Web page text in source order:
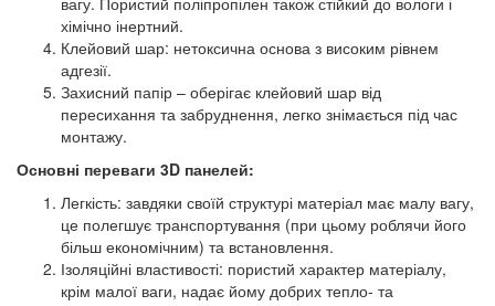
хімічно інертний.
Клейовий шар: нетоксична основа з високим рівнем
адгезії.
Захисний папір – оберігає клейовий шар від
пересихання та забруднення, легко знімається під час
монтажу.
Основні переваги 3D панелей:
Легкість: завдяки своїй структурі матеріал має малу вагу,
це полегшує транспортування (при цьому роблячи його
більш економічним) та встановлення.
Ізоляційні властивості: пористий характер матеріалу,
крім малої ваги, надає йому добрих тепло- та